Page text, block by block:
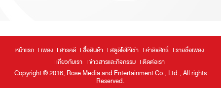
หน้าแรก เพลง สารคดี ซื้อสินค้า สตูดิโอให้เช่า ค่าลิขสิทธิ์
รายชื่อเพลง
เกี่ยวกับเรา
ข่าวสารและกิจกรรม ติดต่อเรา
Copyright ® 2016, Rose Media and Entertainment Co., Ltd., All rights
Reserved.